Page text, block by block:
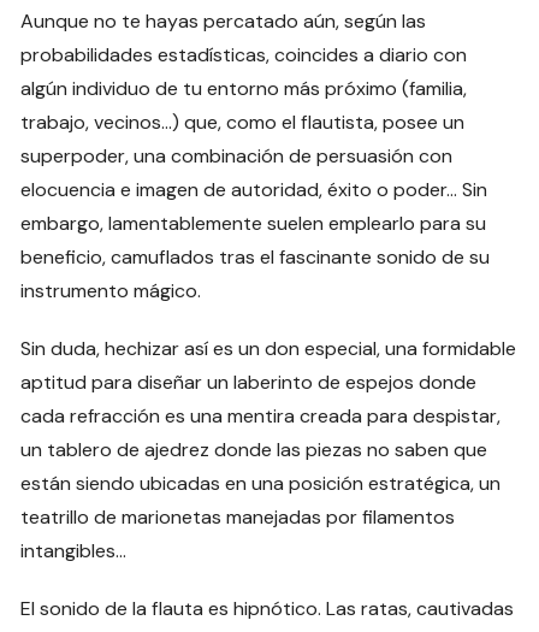
Aunque no te hayas percatado aún, según las
probabilidades estadísticas, coincides a diario con
algún individuo de tu entorno más próximo (familia,
trabajo, vecinos…) que, como el flautista, posee un
superpoder, una combinación de persuasión con
elocuencia e imagen de autoridad, éxito o poder… Sin
embargo, lamentablemente suelen emplearlo para su
beneficio, camuflados tras el fascinante sonido de su
instrumento mágico.
Sin duda, hechizar así es un don especial, una formidable
aptitud para diseñar un laberinto de espejos donde
cada refracción es una mentira creada para despistar,
un tablero de ajedrez donde las piezas no saben que
están siendo ubicadas en una posición estratégica, un
teatrillo de marionetas manejadas por filamentos
intangibles…
El sonido de la flauta es hipnótico. Las ratas, cautivadas